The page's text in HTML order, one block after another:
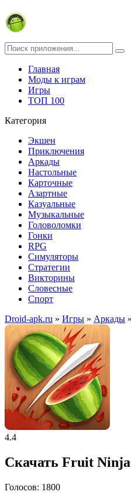
Главная
Моды к играм
Игры
ТОП 100
Категория
Экшен
Приключения
Аркады
Настольные
Карточные
Азартные
Казуальные
Музыкальные
Головоломки
Гонки
RPG
Симуляторы
Стратегии
Викторины
Словесные
Спорт
Droid-apk.ru » Игры » Аркады
4.4
Скачать Fruit
Голосов: 1800